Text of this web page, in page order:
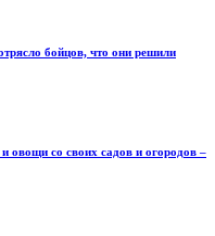
бойцов, что они решили
овощи со своих садов и огородов –